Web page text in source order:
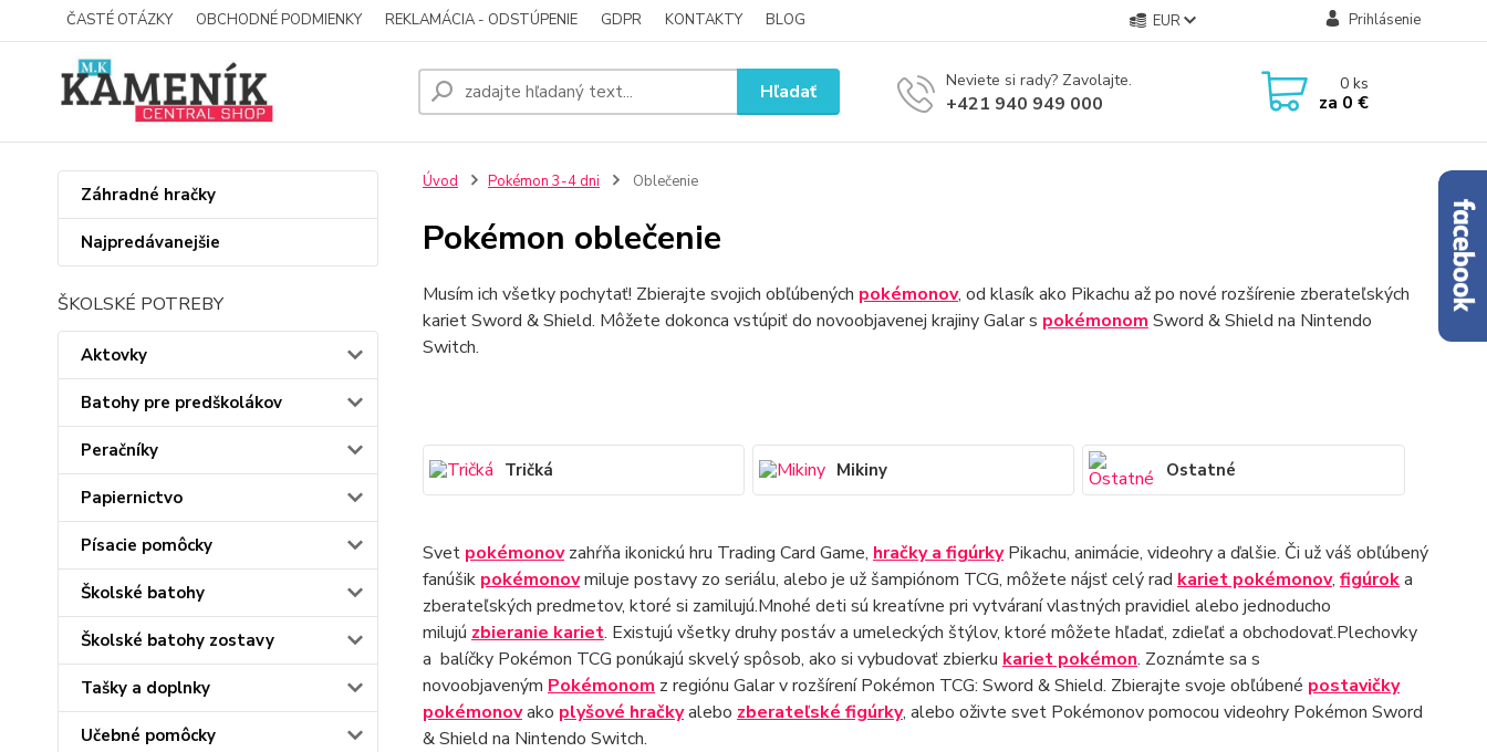
ČASTÉ OTÁZKY OBCHODNÉ PODMIENKY REKLAMÁCIA - ODSTÚPENIE GDPR KONTAKTY BLOG EUR Prihlásenie
Hľadať Neviete si rady? Zavolajte.
+421 940 949 000
0ks
za 0 €
Záhradné hračky
Najpredávanejšie
ŠKOLSKÉ POTREBY
Aktovky
Batohy pre predškolákov
Peračníky
Papiernictvo
Písacie pomôcky
Školské batohy
Školské batohy zostavy
Tašky a doplnky
Učebné pomôcky
Úvod Pokémon 3-4 dni Oblečenie
Pokémon oblečenie
Musím ich všetky pochytať! Zbierajte svojich obľúbených pokémonov, od klasík ako Pikachu až po nové rozšírenie zberateľských
kariet Sword & Shield. Môžete dokonca vstúpiť do novoobjavenej krajiny Galar s pokémonom Sword & Shield na Nintendo
Switch.
Tričká Mikiny Ostatné
Svet pokémonovzahŕňa ikonickú hru Trading Card Game, hračky a figúrkyPikachu, animácie, videohry a ďalšie. Či už váš obľúbený
fanúšik pokémonovmiluje postavy zo seriálu, alebo je už šampiónom TCG, môžete nájsť celý rad kariet pokémonov, figúroka
zberateľských predmetov, ktoré si zamilujú.Mnohé deti sú kreatívne pri vytváraní vlastných pravidiel alebo jednoducho
milujú zbieranie kariet. Existujú všetky druhy postáv a umeleckých štýlov, ktoré môžete hľadať, zdieľať a obchodovať.Plechovky
a balíčky Pokémon TCG ponúkajú skvelý spôsob, ako si vybudovať zbierku kariet pokémon. Zoznámte sa s
novoobjaveným Pokémonom z regiónu Galar v rozšírení Pokémon TCG: Sword & Shield. Zbierajte svoje obľúbené postavičky
pokémonovako plyšové hračkyalebo zberateľské figúrky, alebo oživte svet Pokémonov pomocou videohry Pokémon Sword
& Shield na Nintendo Switch.